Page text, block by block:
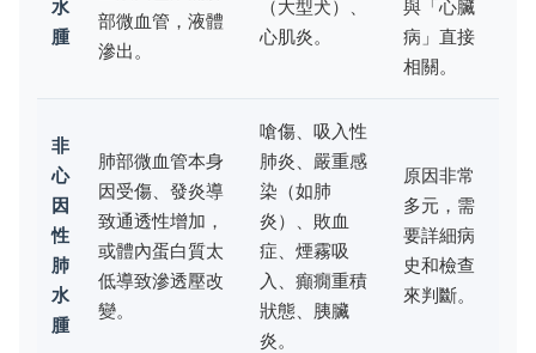
水
腫
部微血管，液體
滲出。
（大型犬）、
心肌炎。
與「心臟
病」直接
相關。
非
心
因
性
肺
水
腫
肺部微血管本身
因受傷、發炎導
致通透性增加，
或體內蛋白質太
低導致滲透壓改
變。
嗆傷、吸入性
肺炎、嚴重感
染（如肺
炎）、敗血
症、煙霧吸
入、癲癇重積
狀態、胰臟
炎。
原因非常
多元，需
要詳細病
史和檢查
來判斷。